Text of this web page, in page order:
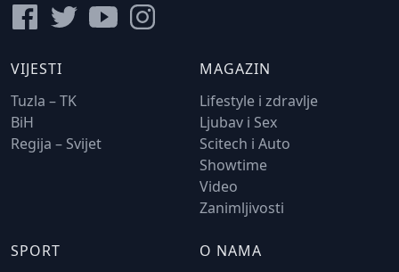
VIJESTI
Tuzla – TK
BiH
Regija – Svijet
MAGAZIN
Lifestyle i zdravlje
Ljubav i Sex
Scitech i Auto
Showtime
Video
Zanimljivosti
SPORT
O NAMA